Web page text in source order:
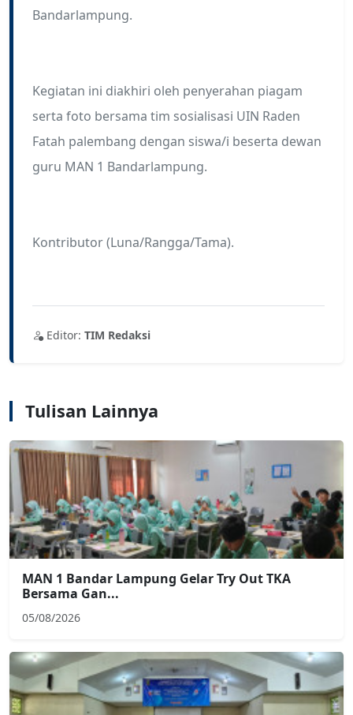
Bandarlampung.
Kegiatan ini diakhiri oleh penyerahan piagam
serta foto bersama tim sosialisasi UIN Raden
Fatah palembang dengan siswa/i beserta dewan
guru MAN 1 Bandarlampung.
Kontributor (Luna/Rangga/Tama).
Editor: TIM Redaksi
Tulisan Lainnya
MAN 1 Bandar Lampung Gelar Try Out TKA
Bersama Gan...
05/08/2026